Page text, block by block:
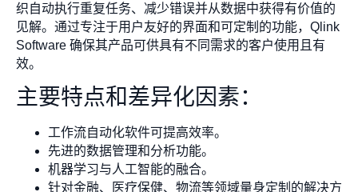
织自动执行重复任务、减少错误并从数据中获得有价值的
见解。通过专注于用户友好的界面和可定制的功能，Qlink
Software 确保其产品可供具有不同需求的客户使用且有
效。
主要特点和差异化因素：
工作流自动化软件可提高效率。
先进的数据管理和分析功能。
机器学习与人工智能的融合。
针对金融、医疗保健、物流等领域量身定制的解决方